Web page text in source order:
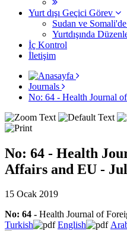
Yurt dışı Geçici Görev
Sudan ve
Yurtdışında
İç Kontrol
İletişim
Journals
No: 64 - Health Journal
No: 64 - Health
Affairs and EU -
15 Ocak 2019
No: 64 - Health Journal of
Turkish
English